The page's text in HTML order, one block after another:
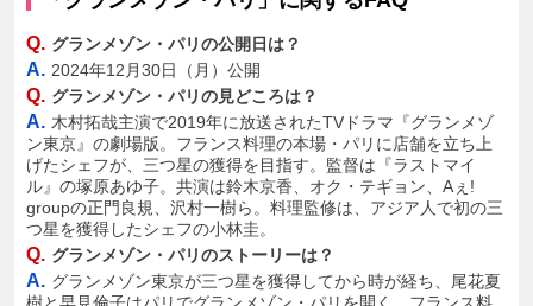
Q. グランメゾン・パリの公開日は？
A. 2024年12月30日（月）公開
Q. グランメゾン・パリの見どころは？
A. 木村拓哉主演で2019年に放送されたTVドラマ『グランメゾ
ン東京』の劇場版。フランス料理の本場・パリに店舗を立ち上
げたシェフが、三つ星の獲得を目指す。監督は『ラストマイ
ル』の塚原あゆ子。共演は鈴木京香、オク・テギョン、Aぇ!
groupの正門良規、沢村一樹ら。料理監修は、アジア人で初の三
つ星を獲得したシェフの小林圭。
Q. グランメゾン・パリのストーリーは？
A. グランメゾン東京が三つ星を獲得してから時が経ち、尾花夏